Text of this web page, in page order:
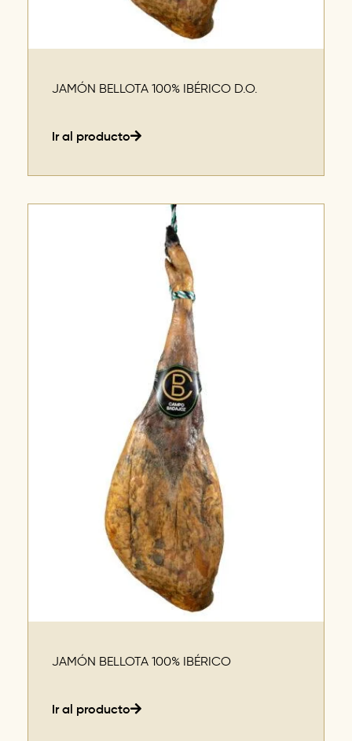
JAMÓN BELLOTA 100% IBÉRICO D.O.
Ir al producto
JAMÓN BELLOTA 100% IBÉRICO
Ir al producto